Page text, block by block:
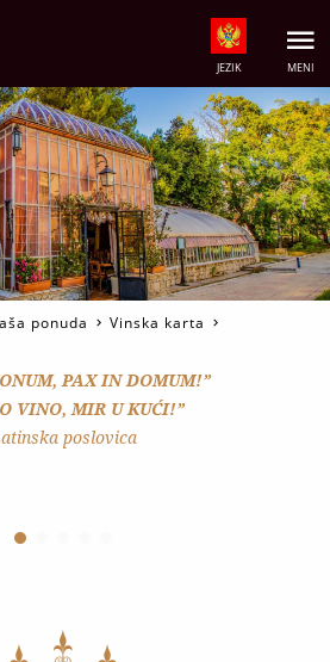
MENI
JEZIK
ponuda Vinska karta
PAX IN DOMUM!”
VINO, MIR U KUĆI!”
poslovica